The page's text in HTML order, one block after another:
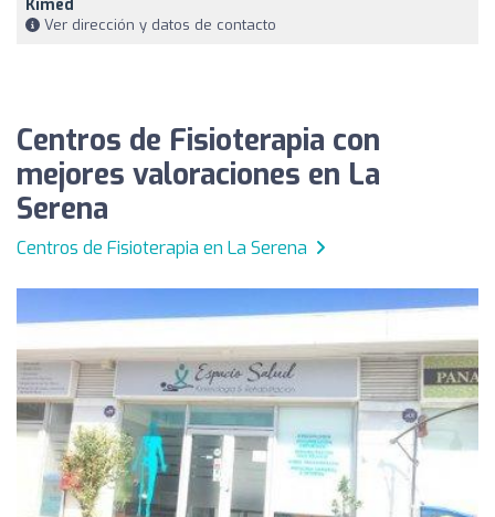
Kimed
Ver dirección y datos de contacto
Centros de Fisioterapia con
mejores valoraciones en La
Serena
Centros de Fisioterapia en La Serena